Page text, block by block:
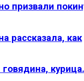
призвали
рассказала, как